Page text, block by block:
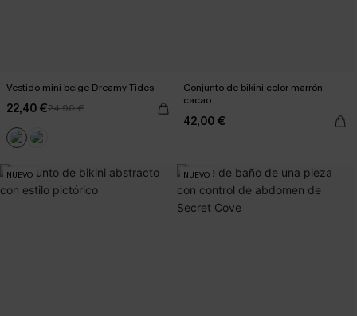
Vestido mini beige Dreamy Tides
22,40 €24,90 €
Conjunto de bikini color marrón
cacao
42,00 €
NUEVO NUEVO